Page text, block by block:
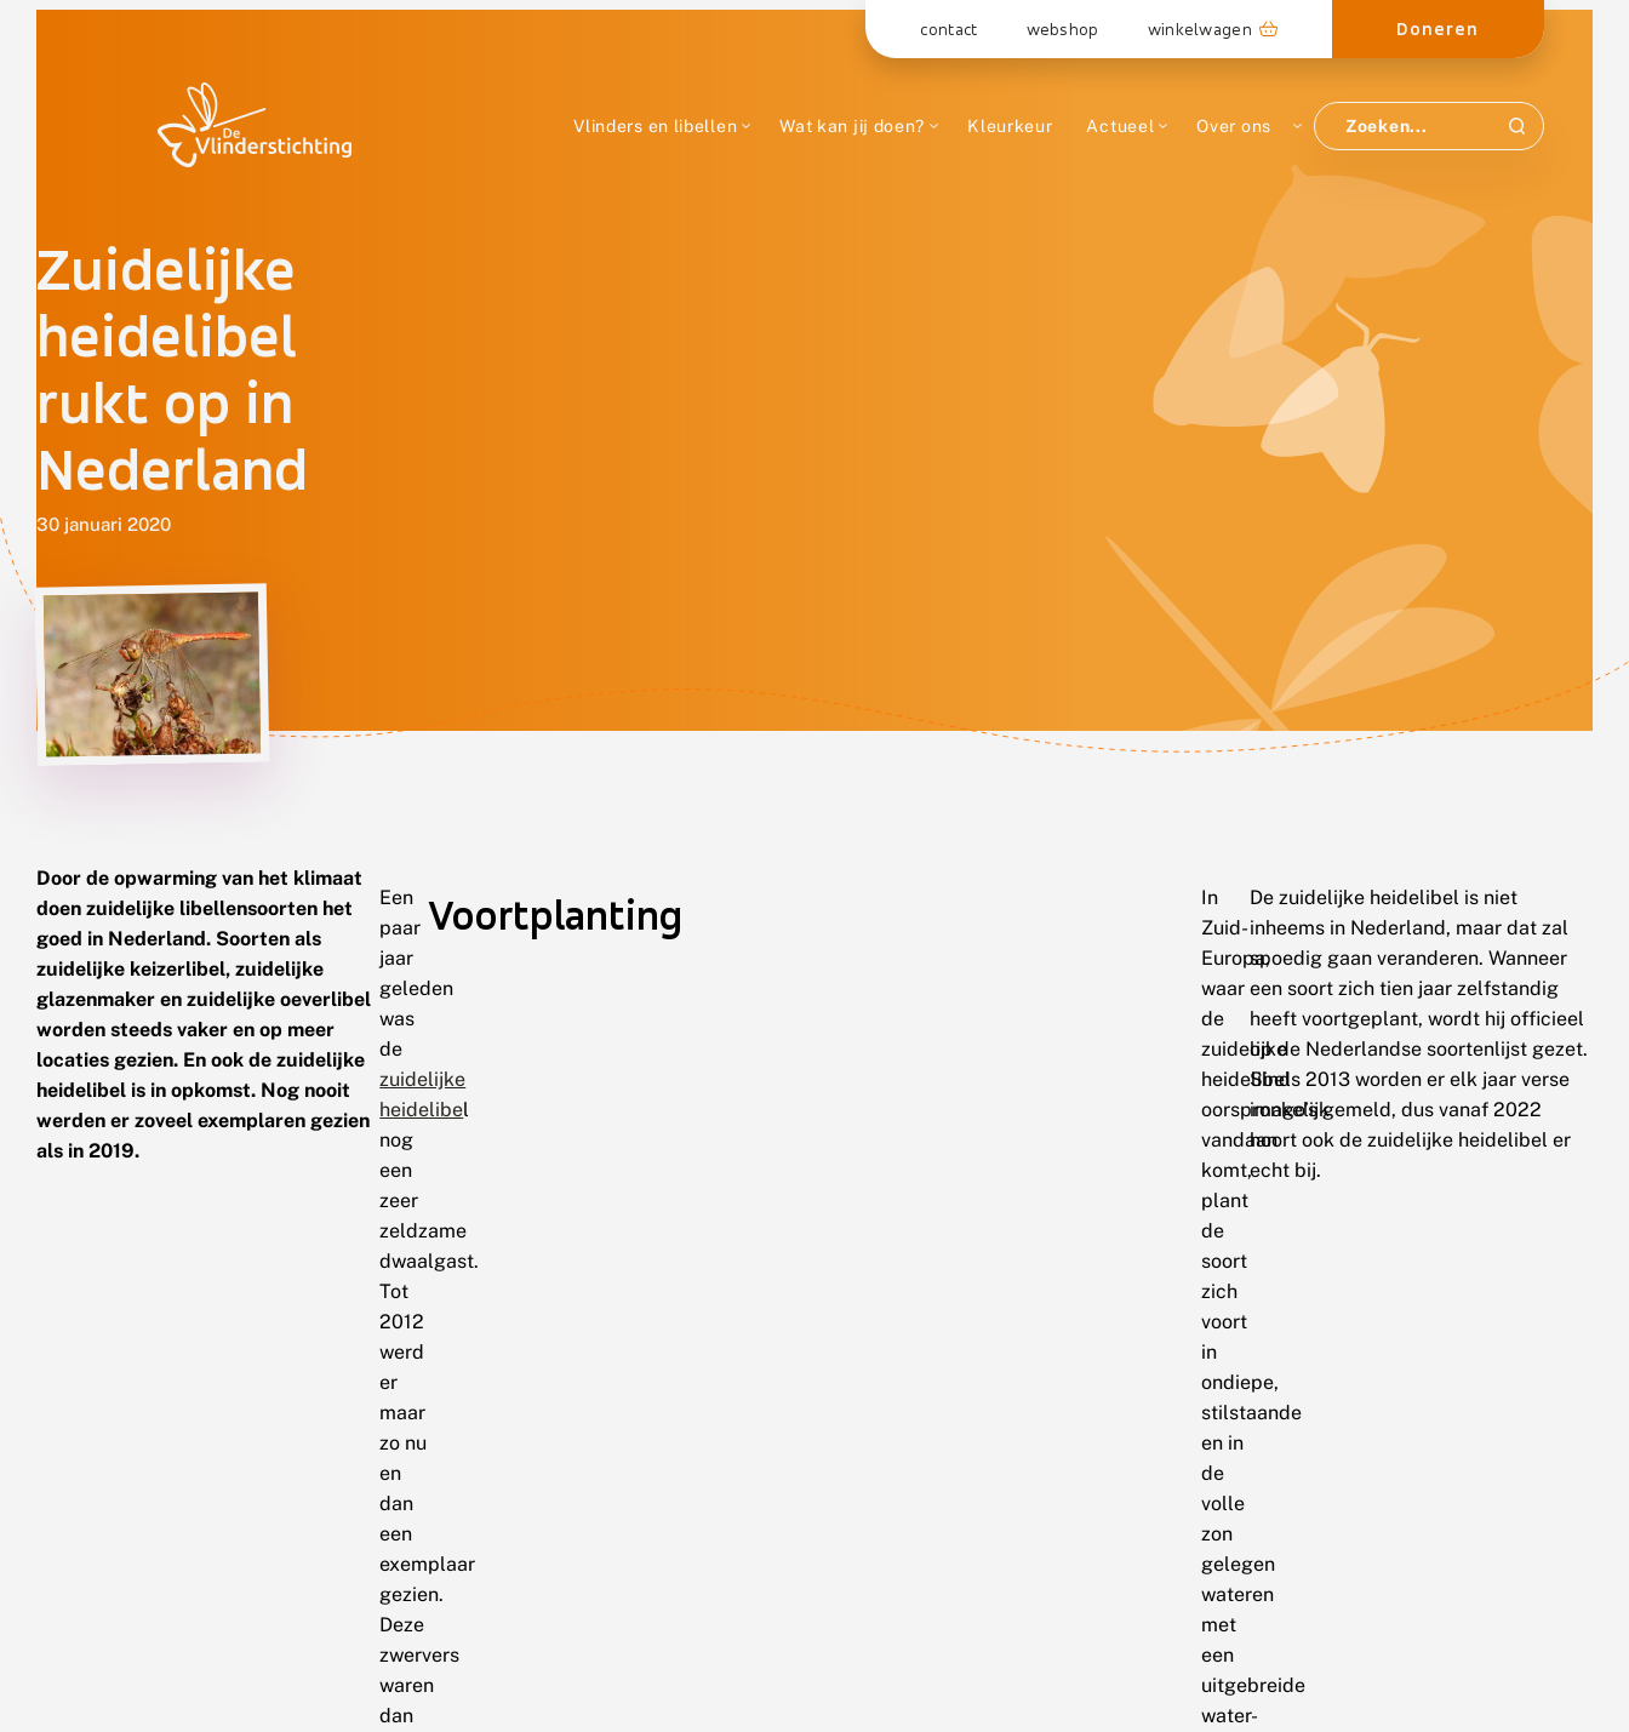
contact webshop winkelwagen Doneren
Vlinders en libellen Wat kan jij doen? Kleurkeur Actueel Over ons
Zuidelijke
heidelibel
rukt op in
Nederland
30 januari 2020
Door de opwarming van het klimaat
doen zuidelijke libellensoorten het
goed in Nederland. Soorten als
zuidelijke keizerlibel, zuidelijke
glazenmaker en zuidelijke oeverlibel
worden steeds vaker en op meer
locaties gezien. En ook de zuidelijke
heidelibel is in opkomst. Nog nooit
werden er zoveel exemplaren gezien
als in 2019.
Een
paar
jaar
geleden
was
de
zuidelijke
heidelibel
nog
een
zeer
zeldzame
dwaalgast.
Tot
2012
werd
er
maar
zo nu
en
dan
een
exemplaar
gezien.
Deze
zwervers
waren
dan
Voortplanting
In
Zuid-
Europa,
waar
de
zuidelijke
heidelibel
oorspronkelijk
vandaan
komt,
plant
de
soort
zich
voort
in
ondiepe,
stilstaande
en in
de
volle
zon
gelegen
wateren
met
een
uitgebreide
water-
De zuidelijke heidelibel is niet
inheems in Nederland, maar dat zal
spoedig gaan veranderen. Wanneer
een soort zich tien jaar zelfstandig
heeft voortgeplant, wordt hij officieel
op de Nederlandse soortenlijst gezet.
Sinds 2013 worden er elk jaar verse
imago’s gemeld, dus vanaf 2022
hoort ook de zuidelijke heidelibel er
echt bij.